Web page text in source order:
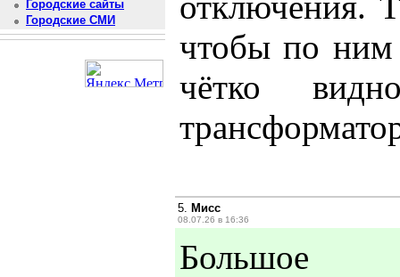
Городские сайты
Городские СМИ
чтобы по
чётко
5. Мисс
08.07.26 в 16:36
Большое